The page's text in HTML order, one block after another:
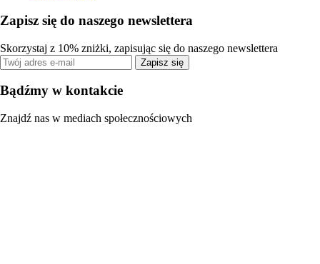
Zapisz się do naszego newslettera
Skorzystaj z 10% zniżki, zapisując się do naszego newslettera
Zapisz się
Bądźmy w kontakcie
Znajdź nas w mediach społecznościowych